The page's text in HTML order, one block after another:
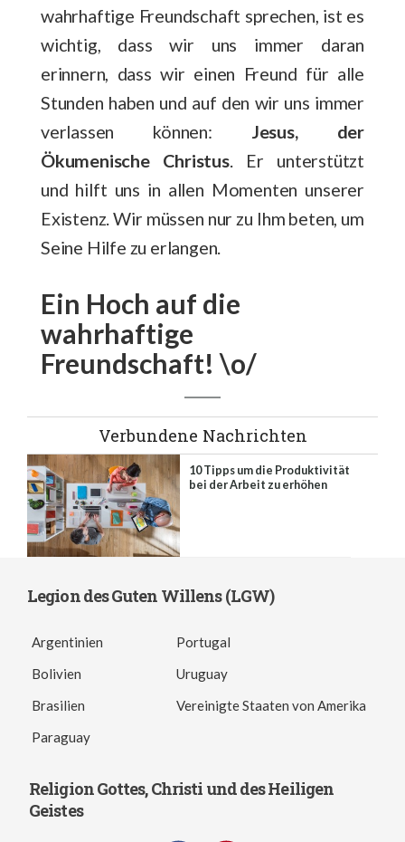
wahrhaftige Freundschaft sprechen, ist es
wichtig, dass wir uns immer daran
erinnern, dass wir einen Freund für alle
Stunden haben und auf den wir uns immer
verlassen können: Jesus, der
Ökumenische Christus. Er unterstützt
und hilft uns in allen Momenten unserer
Existenz. Wir müssen nur zu Ihm beten, um
Seine Hilfe zu erlangen.
Ein Hoch auf die
wahrhaftige
Freundschaft! \o/
Verbundene Nachrichten
10 Tipps um die Produktivität
bei der Arbeit zu erhöhen
Legion des Guten Willens (LGW)
Argentinien
Bolivien
Brasilien
Paraguay
Portugal
Uruguay
Vereinigte Staaten von Amerika
Religion Gottes, Christi und des Heiligen
Geistes